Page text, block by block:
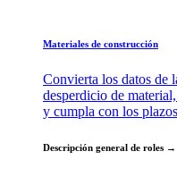
Materiales de construcción
Convierta los datos de
desperdicio de
y cumpla con los
Descripción general de roles →